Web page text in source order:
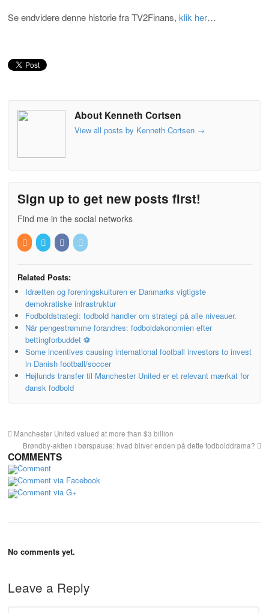
Se endvidere denne historie fra TV2Finans, klik her…
About Kenneth Cortsen
View all posts by Kenneth Cortsen →
Sign up to get new posts first!
Find me in the social networks
Related Posts:
Idrætten og foreningskulturen er Danmarks vigtigste
demokratiske infrastruktur
Fodboldstrategi: fodbold handler om strategi på alle niveauer.
Når pengestrømme forandres: fodboldøkonomien efter
bettingforbuddet ⚽️
Some incentives causing international football investors to invest
in Danish football/soccer
Højlunds transfer til Manchester United er et relevant mærkat for
dansk fodbold
Manchester United valued at more than $3 billion
Brøndby-aktien i børspause: hvad bliver enden på dette fodbolddrama?
COMMENTS
Comment
Comment via Facebook
Comment via G+
No comments yet.
Leave a Reply